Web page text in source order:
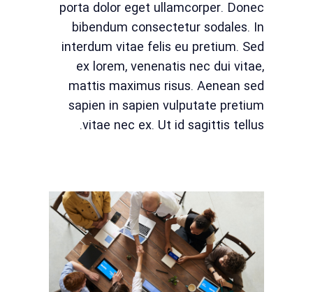
porta dolor eget ullamcorper. Donec
bibendum consectetur sodales. In
interdum vitae felis eu pretium. Sed
ex lorem, venenatis nec dui vitae,
mattis maximus risus. Aenean sed
sapien in sapien vulputate pretium
vitae nec ex. Ut id sagittis tellus.